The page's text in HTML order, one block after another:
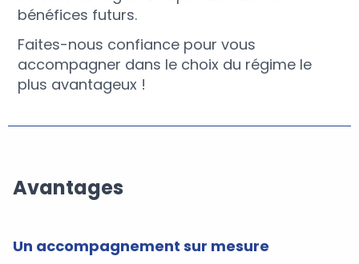
bénéfices futurs.
Faites-nous confiance pour vous
accompagner dans le choix du régime le
plus avantageux !
Avantages
Un accompagnement sur mesure